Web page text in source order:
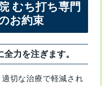
むち打ち専門
お約束
力を注ぎます。
切な治療で軽減され